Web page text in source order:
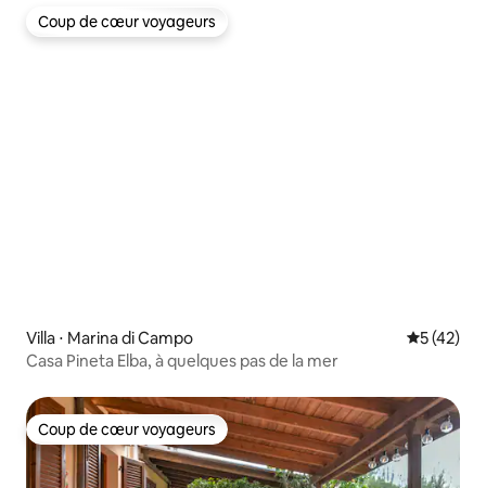
Coup de cœur voyageurs
Coup de cœur voyageurs
Villa ⋅ Marina di Campo
5 (42)
Casa Pineta Elba, à quelques pas de la mer
Coup de cœur voyageurs
Coup de cœur voyageurs